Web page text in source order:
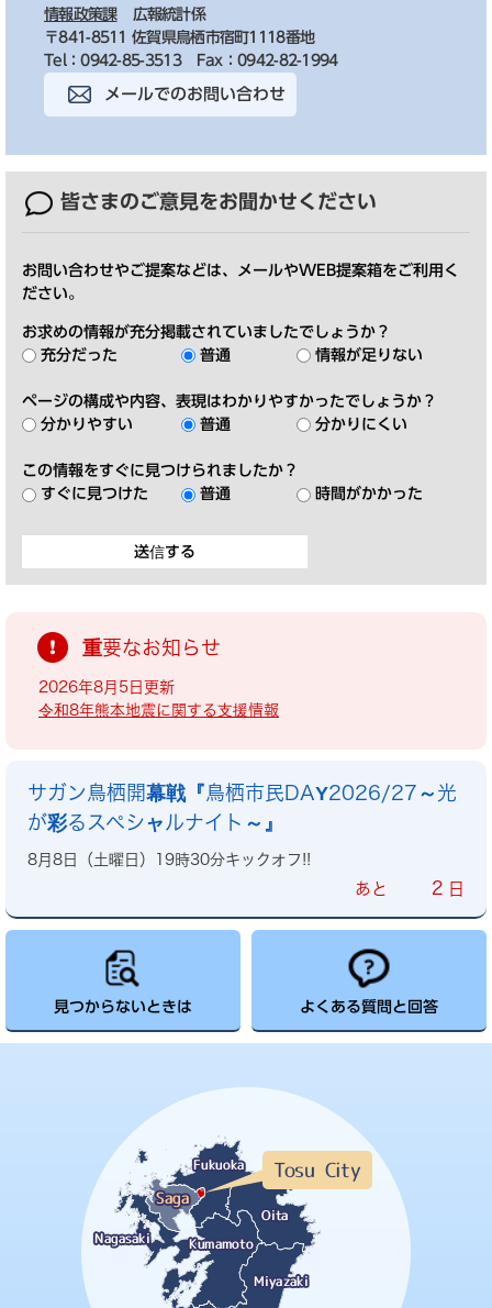
情報政策課
広報統計係
〒841-8511 佐賀県鳥栖市宿町1118番地
Tel：0942-85-3513
Fax：0942-82-1994
メールでのお問い合わせ
皆さまのご意見をお聞かせください
お問い合わせやご提案などは、メールやWEB提案箱をご利用く
ださい。
お求めの情報が充分掲載されていましたでしょうか？
充分だった
普通 情報が足りない
ページの構成や内容、表現はわかりやすかったでしょうか？
分かりやすい
普通 分かりにくい
この情報をすぐに見つけられましたか？
すぐに見つけた
普通 時間がかかった
重要なお知らせ
2026年8月5日更新
令和8年熊本地震に関する支援情報
サガン鳥栖開幕戦『鳥栖市民DAY2026/27～光
が彩るスペシャルナイト～』
8月8日（土曜日）19時30分キックオフ!!
あと 2 日
見つからないときは よくある質問と回答